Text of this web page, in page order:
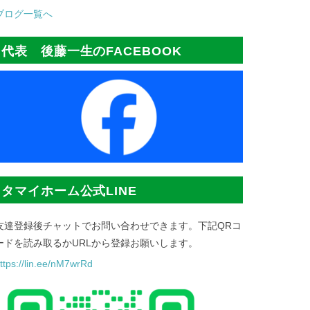
ログ一覧へ
代表 後藤一生のFACEBOOK
タマイホーム公式LINE
達登録後チャットでお問い合わせできます。下記QRコ
ドを読み取るかURLから登録お願いします。
lin.ee/nM7wrRd